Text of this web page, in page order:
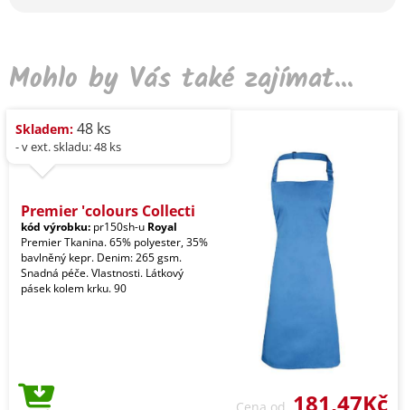
Mohlo by Vás také zajímat...
Skladem: 48 ks
- v ext. skladu: 48 ks
Premier 'colours Collecti
kód výrobku: pr150sh-u Royal
Premier Tkanina. 65% polyester, 35%
bavlněný kepr. Denim: 265 gsm.
Snadná péče. Vlastnosti. Látkový
pásek kolem krku. 90
Cena od 181,47Kč